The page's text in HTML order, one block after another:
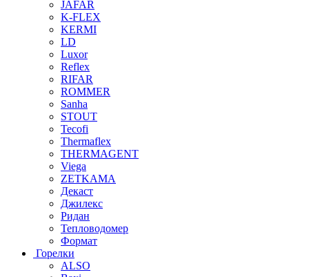
JAFAR
K-FLEX
KERMI
LD
Luxor
Reflex
RIFAR
ROMMER
Sanha
STOUT
Tecofi
Thermaflex
THERMAGENT
Viega
ZETKAMA
Декаст
Джилекс
Ридан
Тепловодомер
Формат
Горелки
ALSO